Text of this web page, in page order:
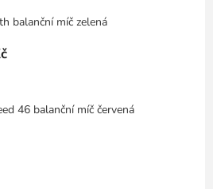
balanční míč zelená
46 balanční míč červená